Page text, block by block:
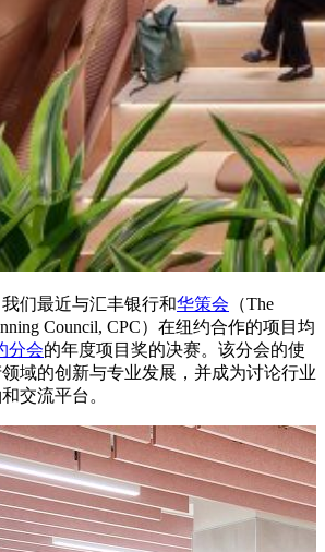
们最近与汇丰银行和华策会 （The
Council, CPC）在纽约合作的项目均
分会的年度项目奖的决赛。该分会的使
域的创新与专业发展，并成为讨论行业
交流平台。